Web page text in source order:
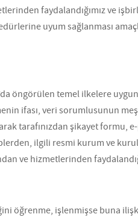
faydalandığımız ve
uyum sağlanması
öngörülen temel ilkelere
ifası, veri sorumlusunun
tarafınızdan şikayet formu,
ilgili resmi kurum ve
ve hizmetlerinden
işlenmişse buna